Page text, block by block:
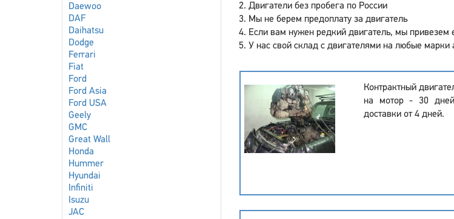
Daewoo
DAF
Daihatsu
Dodge
Ferrari
Fiat
Ford
Ford Asia
Ford USA
Geely
GMC
Great Wall
Honda
Hummer
Hyundai
Infiniti
Isuzu
JAC
Двигатели без пробега по России
Мы не берем предоплату за двигатель
Если вам нужен редкий двигатель, мы привезем
У нас свой склад с двигателями на любые марки
Контрактный
на мотор - 30 дней
доставки от 4 дней.